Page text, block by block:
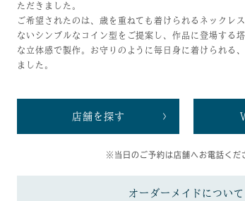
ただきました。
ご希望されたのは、歳を重ねても着けられるネックレ
ないシンプルなコイン型をご提案し、作品に登場する
な立体感で製作。お守りのように毎日身に着けられる
ました。
店舗を探す
※当日のご予約は店舗へお電話くだ
オーダーメイドについて